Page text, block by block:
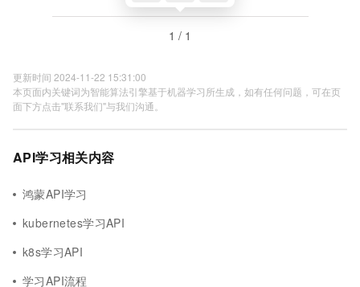
1 / 1
更新时间 2024-11-22 15:31:00
本页面内关键词为智能算法引擎基于机器学习所生成，如有任何问题，可在页
面下方点击"联系我们"与我们沟通。
API学习相关内容
鸿蒙API学习
kubernetes学习API
k8s学习API
学习API流程